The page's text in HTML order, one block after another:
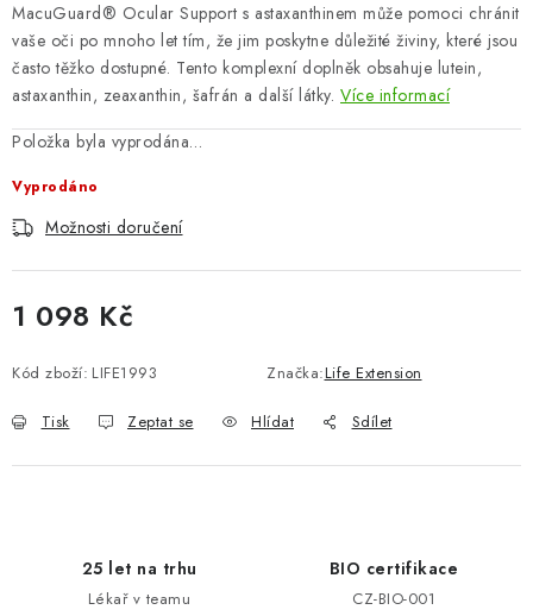
MacuGuard® Ocular Support s astaxanthinem může pomoci chránit
vaše oči po mnoho let tím, že jim poskytne důležité živiny, které jsou
často těžko dostupné. Tento komplexní doplněk obsahuje lutein,
astaxanthin, zeaxanthin, šafrán a další látky. Více informací
Položka byla vyprodána…
Vyprodáno
Možnosti doručení
1 098 Kč
Kód zboží: LIFE1993 Značka:Life Extension
Tisk Zeptat se Hlídat Sdílet
25 let na trhu
Lékař v teamu
BIO certifikace
CZ-BIO-001